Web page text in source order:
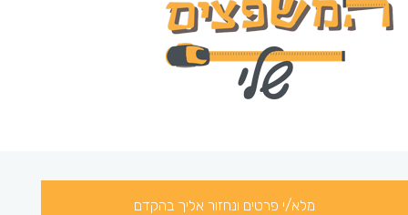
מלא/י פרטים ונחזור אליך בהקדם